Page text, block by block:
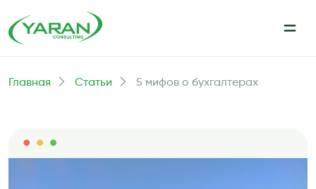
Главная Статьи 5 мифов о бухгалтерах